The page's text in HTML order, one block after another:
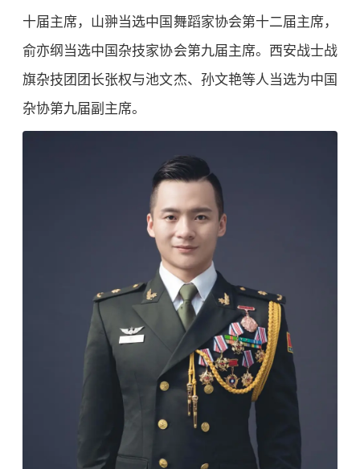
十届主席，山翀当选中国舞蹈家协会第十二届主席，
俞亦纲当选中国杂技家协会第九届主席。西安战士战
旗杂技团团长张权与池文杰、孙文艳等人当选为中国
杂协第九届副主席。